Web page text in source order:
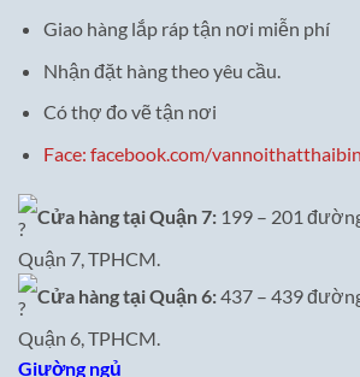
Giao hàng lắp ráp tận nơi miễn phí
Nhận đặt hàng theo yêu cầu.
Có thợ đo vẽ tận nơi
Face: facebook.com/
Cửa hàng tại Quận 7: 199 – 201
Quận 7, TPHCM.
Cửa hàng tại Quận 6:437 – 439
Quận 6, TPHCM.
Giường ngủ